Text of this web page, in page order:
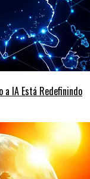
a IA Está Redefinindo